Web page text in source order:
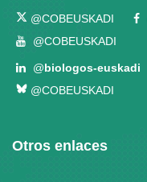
@COBEUSKADI
@COBEUSKADI
@biologos-euskadi
@COBEUSKADI
Otros enlaces